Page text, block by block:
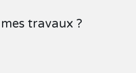
travaux ?